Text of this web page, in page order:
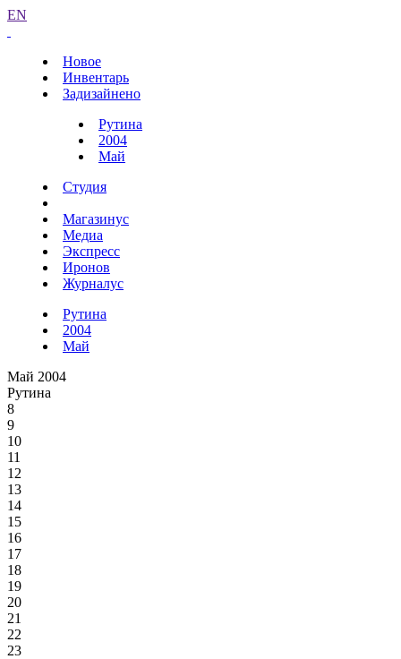
EN
Новое
Инвентарь
Задизайнено
Рутина
2004
Май
Студия
Магазинус
Медиа
Экспресс
Иронов
Журналус
Рутина
2004
Май
Май 2004
Рутина
8
9
10
11
12
13
14
15
16
17
18
19
20
21
22
23